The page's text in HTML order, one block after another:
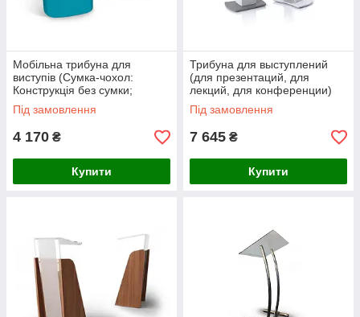
Мобільна трибуна для
виступів (Сумка-чохол:
Конструкція без сумки;
Ламінація: Без ламінації;
Нанесення зображення: Без
Під замовлення
4 170 ₴
Купити
Трибуна для выступлений
(для презентаций, для
лекций, для конференции)
Ташута (21-63020)
Під замовлення
7 645 ₴
Купити